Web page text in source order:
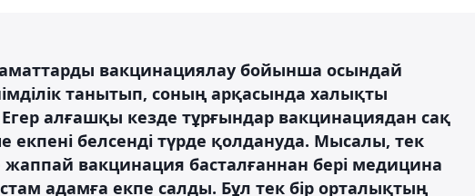
вакцинациялау бойынша осындай
танытып, соның арқасында халықты
алғашқы кезде тұрғындар вакцинациядан сақ
екпені белсенді түрде қолдануда. Мысалы, тек
жаппай вакцинация басталғаннан бері медицина
адамға екпе салды. Бұл тек бір орталықтың